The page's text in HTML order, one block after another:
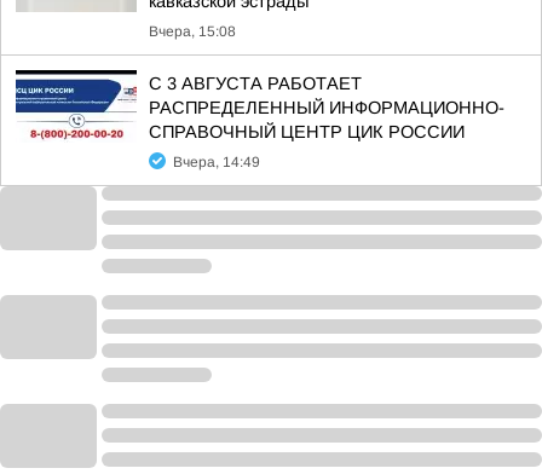
Вчера, 15:08
С 3 АВГУСТА РАБОТАЕТ
РАСПРЕДЕЛЕННЫЙ ИНФОРМАЦИОННО-
СПРАВОЧНЫЙ ЦЕНТР ЦИК РОССИИ
Вчера, 14:49